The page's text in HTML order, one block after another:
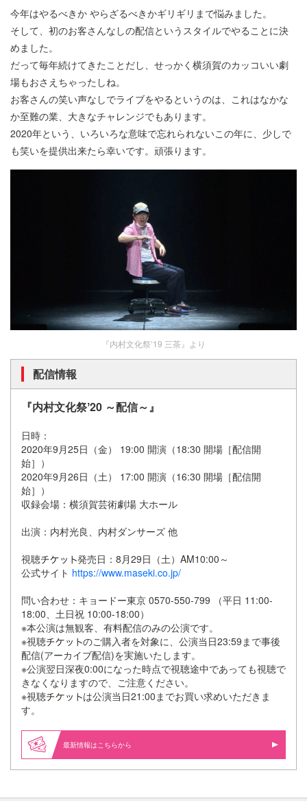
今年はやるべきか やらざるべきかギリギリまで悩みました。
そして、初のお客さんなしの配信というスタイルでやることに決
めました。
だって毎年続けてきたことだし、せっかく横須賀のカッコいい劇
場もおさえちゃったしね。
お客さんの笑い声なしでライブをやるというのは、これはなかな
か至難の業、大きなチャレンジでもあります。
2020年という、いろいろな意味で忘れられないこの年に、少しで
も笑いを提供出来たら幸いです。頑張ります。
『内村文化祭’19 三茶』より
配信情報
『内村文化祭ʼ20 ～配信～』
日時：
2020年9月25日（金） 19:00 開演（18:30 開場［配信開
始］）
2020年9月26日（土） 17:00 開演（16:30 開場［配信開
始］）
収録会場：横須賀芸術劇場 大ホール
出演：内村光良、内村ダンサーズ 他
視聴
発売日：8月29日（土）AM10:00～
公式サイト https://www.maseki.co.jp/
問い合わせ：キョードー東京 0570-550-799 （平日 11:00-
18:00、土日祝 10:00-18:00）
※本公演は無観客、有料配信のみの公演です。
※視聴
のご購入者を対象に、公演当日23:59まで事後
配信(アーカイブ配信)を実施いたします。
※公演翌日深夜0:00になった時点で視聴途中であっても視聴で
きなくなりますので、ご注意ください。
※視聴
は公演当日21:00までお買い求めいただきま
す。
最新情報はこちらから